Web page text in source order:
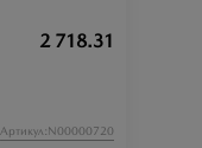
2 718.31
Артикул:N00000720